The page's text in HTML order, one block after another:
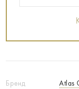
Бренд
Atlas